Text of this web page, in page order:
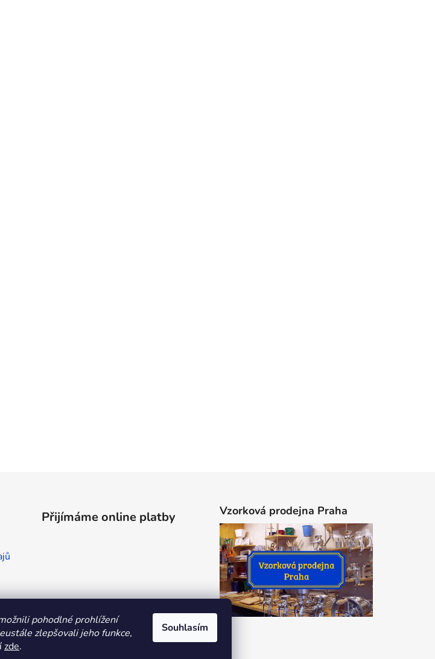
pohodlné prohlížení
zlepšovali jeho funkce,
zde.
Souhlasím
Přijímáme online platby Vzorková prodejna Praha